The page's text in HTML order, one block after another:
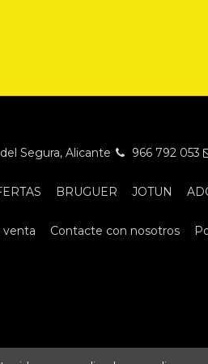
Segura, Alicante 966 792 053
BRUGUER JOTUN
venta Contacte con nosotros